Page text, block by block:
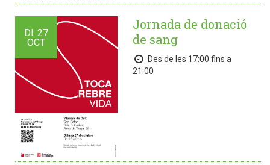
Dl. 27
OCT
Jornada de donació
de sang
Des de les 17:00 fins a
21:00